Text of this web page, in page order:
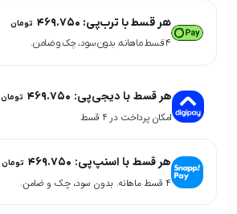
هر قسط با ترب‌پی: ۴۶۹.۷۵۰ تومان
۴ قسط ماهانه. بدون سود، چک و ضامن.
هر قسط با دیجی‌پی: ۴۶۹.۷۵۰ تومان
امکان پرداخت در 4 قسط
هر قسط با اسنپ‌پی: ۴۶۹.۷۵۰ تومان
۴ قسط ماهانه. بدون سود، چک و ضامن.